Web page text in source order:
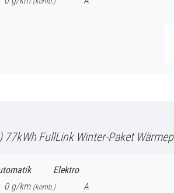
Winter-Paket Wärmepumpe Rückfahrkamera Navi
Elektro
0 g/km (komb.) A